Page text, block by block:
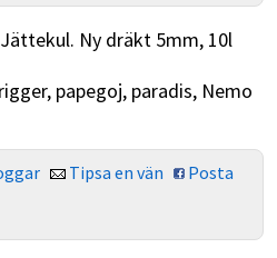
Ny dräkt 5mm, 10l
papegoj, paradis, Nemo
Tipsa en vän
Posta